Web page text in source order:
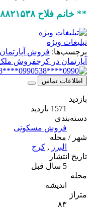
** خانم فلاح ۰۹۹۰۸۸۲۱۵۳۸
تبلیغات ویژه
برچسب‌ها:فروش آپارتمان در
آپارتمان در کرج فروش ملک
0990****538
اطلاعات تماس
دسته‌بندی
فروش مسکونی
شهر / محله
,کرج
تاریخ انتشار
اندیشه